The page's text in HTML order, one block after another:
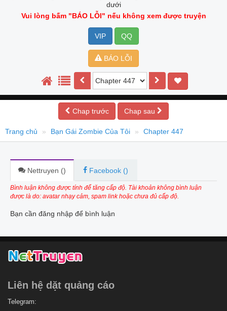
dưới
Vui lòng bấm "BÁO LỖI" nếu không xem được truyện
VIP QQ
BÁO LỖI
Chap trước Chap sau
Trang chủ Bạn Gái Zombie Của Tôi Chapter 447
Nettruyen () Facebook ()
Bình luận không được tính để tăng cấp độ. Tài khoản không bình luận
được là do: avatar nhạy cảm, spam link hoặc chưa đủ cấp độ.
Bạn cần đăng nhập để bình luận
Liên hệ dặt quảng cáo
Telegram: